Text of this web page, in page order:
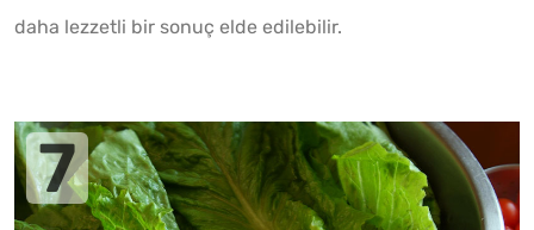
daha lezzetli bir sonuç elde edilebilir.